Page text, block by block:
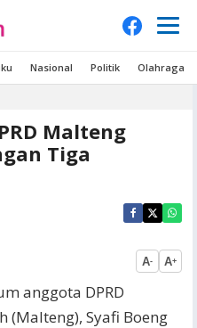
Nasional Politik Olahraga
Malteng
Tiga
A- A+
anggota DPRD
(Malteng), Syafi Boeng